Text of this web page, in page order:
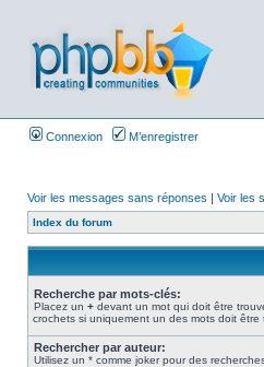
Connexion M’enregistrer
Voir les messages sans réponses | Voir les
Index du forum
Recherche par mots-clés:
Placez un + devant un mot qui doit être
crochets si uniquement un des mots doit être
Rechercher par auteur:
Utilisez un * comme joker pour des